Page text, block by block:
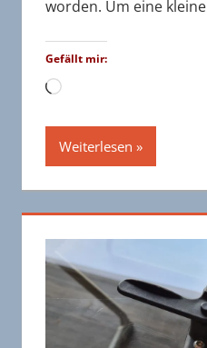
worden. Um eine kleine
Gefällt mir:
Wird
Weiterlesen